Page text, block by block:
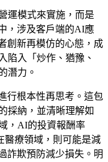
運模式來實施，而是
，涉及客戶端的AI應
創新再模仿的心態，成
陷入「炒作、猶豫、
潛力。
行根本性再思考。這包
採納，並清晰理解如
，AI的投資報酬率
醫療領域，則可能是減
詐欺預防減少損失。明